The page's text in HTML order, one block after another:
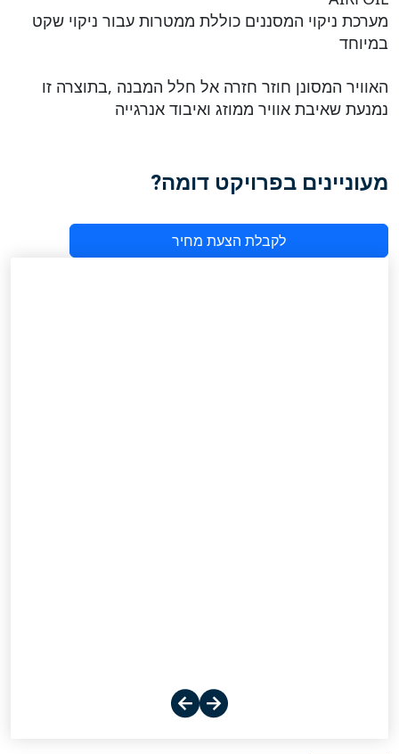
מערכת ניקוי המסננים כוללת ממטרות עבור ניקוי שקט
במיוחד
האוויר המסונן חוזר חזרה אל חלל המבנה ,בתוצרה זו
נמנעת שאיבת אוויר ממוזג ואיבוד אנרגייה
מעוניינים בפרויקט דומה?
לקבלת הצעת מחיר